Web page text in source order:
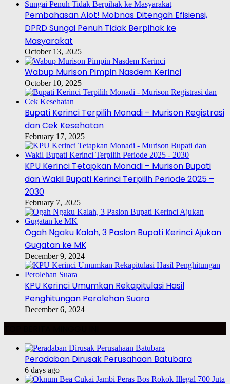
Pembahasan Alot! Mobnas Ditengah Efisiensi,
DPRD Sungai Penuh Tidak Berpihak ke
Masyarakat
October 13, 2025
Wabup Murison Pimpin Nasdem Kerinci
October 10, 2025
Bupati Kerinci Terpilih Monadi – Murison Registrasi
dan Cek Kesehatan
February 17, 2025
KPU Kerinci Tetapkan Monadi – Murison Bupati
dan Wakil Bupati Kerinci Terpilih Periode 2025 –
2030
February 7, 2025
Ogah Ngaku Kalah, 3 Paslon Bupati Kerinci Ajukan
Gugatan ke MK
December 9, 2024
KPU Kerinci Umumkan Rekapitulasi Hasil
Penghitungan Perolehan Suara
December 6, 2024
Peradaban Dirusak Perusahaan Batubara
6 days ago